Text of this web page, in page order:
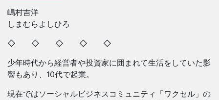
嶋村吉洋
しまむらよしひろ
◇ ◇ ◇ ◇ ◇
少年時代から経営者や投資家に囲まれて生活をしていた影
響もあり、10代で起業。
現在ではソーシャルビジネスコミュニティ「ワクセル」の